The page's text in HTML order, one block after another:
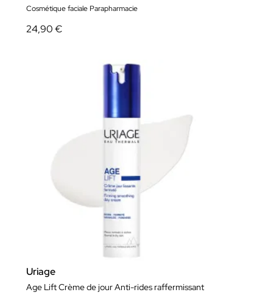
Cosmétique faciale Parapharmacie
24,90 €
Uriage
Age Lift Crème de jour Anti-rides raffermissant